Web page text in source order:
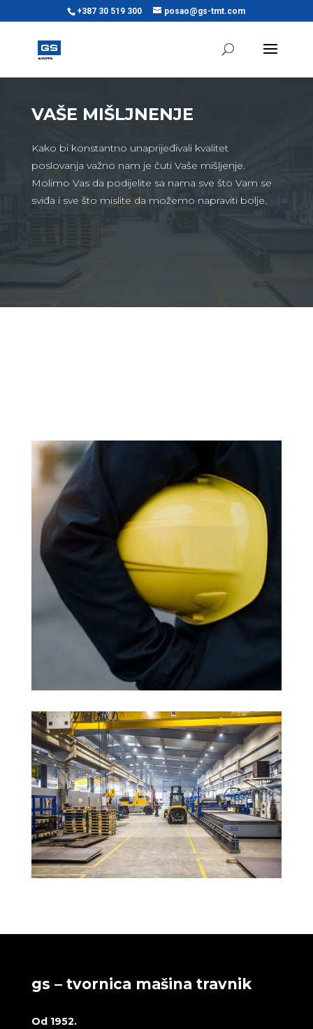
+387 30 519 300 posao@gs-tmt.com
VAŠE MIŠLJNENJE
Kako bi konstantno unaprijeđivali kvalitet
poslovanja važno nam je čuti Vaše mišljenje.
Molimo Vas da podijelite sa nama sve što Vam se
sviđa i sve što mislite da možemo napraviti bolje.
gs – tvornica mašina travnik
Od 1952.